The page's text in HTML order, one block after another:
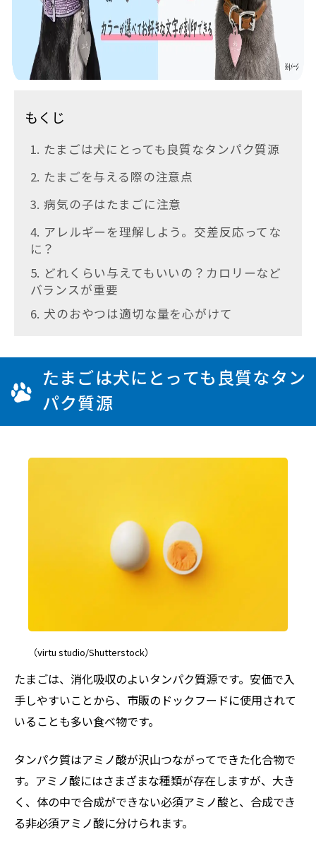
もくじ
1. たまごは犬にとっても良質なタンパク質源
2. たまごを与える際の注意点
3. 病気の子はたまごに注意
4. アレルギーを理解しよう。交差反応ってな
に？
5. どれくらい与えてもいいの？カロリーなど
バランスが重要
6. 犬のおやつは適切な量を心がけて
たまごは犬にとっても良質なタン
パク質源
（virtu studio/Shutterstock）
たまごは、消化吸収のよいタンパク質源です。安価で入
手しやすいことから、市販のドックフードに使用されて
いることも多い食べ物です。
タンパク質はアミノ酸が沢山つながってできた化合物で
す。アミノ酸にはさまざまな種類が存在しますが、大き
く、体の中で合成ができない必須アミノ酸と、合成でき
る非必須アミノ酸に分けられます。